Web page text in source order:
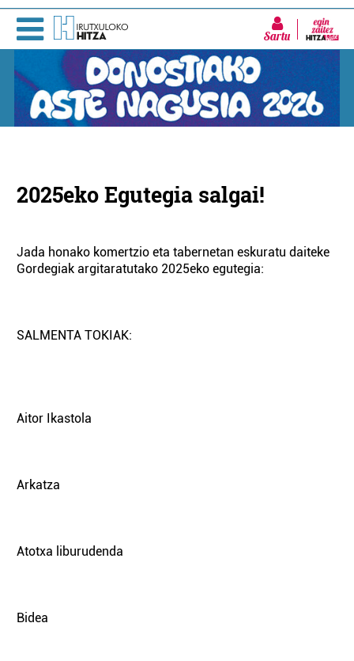
Sartu
2025eko Egutegia salgai!
Jada honako komertzio eta tabernetan eskuratu daiteke
Gordegiak argitaratutako 2025eko egutegia:
SALMENTA TOKIAK:
Aitor Ikastola
Arkatza
Atotxa liburudenda
Bidea